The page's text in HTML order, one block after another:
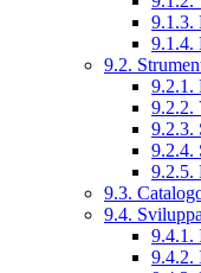
9.1.3.
9.1.4.
9.2.
9.2.1.
9.2.2.
9.2.3.
9.2.4.
9.2.5.
9.3.
9.4.
9.4.1.
9.4.2.